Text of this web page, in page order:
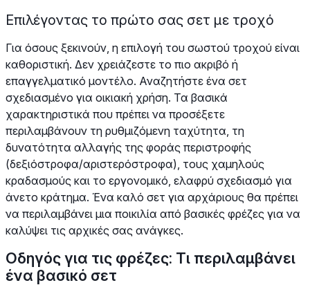
Επιλέγοντας το πρώτο σας σετ με τροχό
Για όσους ξεκινούν, η επιλογή του σωστού τροχού είναι
καθοριστική. Δεν χρειάζεστε το πιο ακριβό ή
επαγγελματικό μοντέλο. Αναζητήστε ένα σετ
σχεδιασμένο για οικιακή χρήση. Τα βασικά
χαρακτηριστικά που πρέπει να προσέξετε
περιλαμβάνουν τη ρυθμιζόμενη ταχύτητα, τη
δυνατότητα αλλαγής της φοράς περιστροφής
(δεξιόστροφα/αριστερόστροφα), τους χαμηλούς
κραδασμούς και το εργονομικό, ελαφρύ σχεδιασμό για
άνετο κράτημα. Ένα καλό σετ για αρχάριους θα πρέπει
να περιλαμβάνει μια ποικιλία από βασικές φρέζες για να
καλύψει τις αρχικές σας ανάγκες.
Οδηγός για τις φρέζες: Τι περιλαμβάνει
ένα βασικό σετ